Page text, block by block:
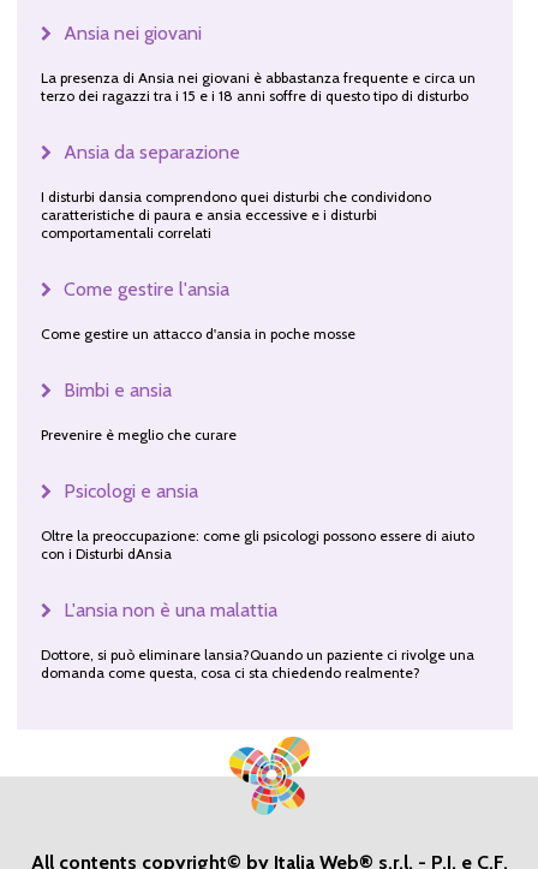
Ansia nei giovani
La presenza di Ansia nei giovani è abbastanza frequente e circa un
terzo dei ragazzi tra i 15 e i 18 anni soffre di questo tipo di disturbo
Ansia da separazione
I disturbi dansia comprendono quei disturbi che condividono
caratteristiche di paura e ansia eccessive e i disturbi
comportamentali correlati
Come gestire l'ansia
Come gestire un attacco d'ansia in poche mosse
Bimbi e ansia
Prevenire è meglio che curare
Psicologi e ansia
Oltre la preoccupazione: come gli psicologi possono essere di aiuto
con i Disturbi dAnsia
L'ansia non è una malattia
Dottore, si può eliminare lansia?Quando un paziente ci rivolge una
domanda come questa, cosa ci sta chiedendo realmente?
All contents copyright© by Italia Web® s.r.l. - P.I. e C.F.